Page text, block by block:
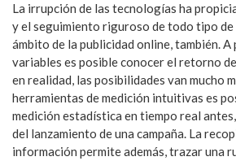
La irrupción de las tecnologías ha
y el seguimiento riguroso de todo tipo de
ámbito de la publicidad online, también.
variables es posible conocer el retorno
en realidad, las posibilidades van mucho
herramientas de medición intuitivas es
medición estadística en tiempo real
del lanzamiento de una campaña. La
información permite además, trazar una